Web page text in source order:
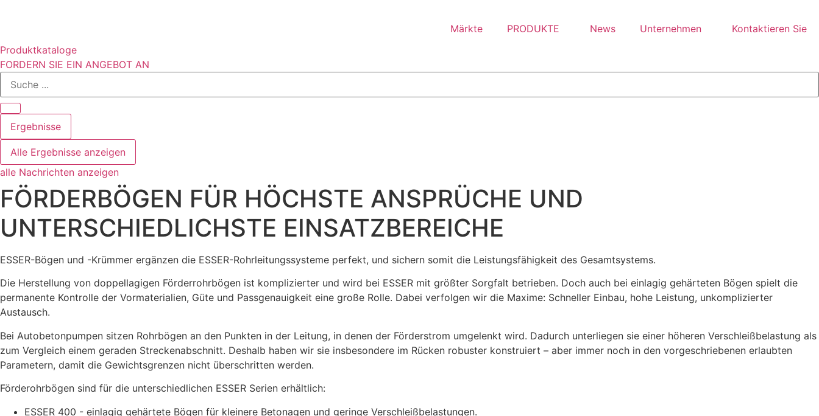
Märkte PRODUKTE News Unternehmen
Kontaktieren Sie
Produktkataloge
FORDERN SIE EIN ANGEBOT AN
Suche
Ergebnisse
Alle Ergebnisse anzeigen
alle Nachrichten anzeigen
FÖRDERBÖGEN FÜR HÖCHSTE ANSPRÜCHE UND
UNTERSCHIEDLICHSTE EINSATZBEREICHE
ESSER-Bögen und -Krümmer ergänzen die ESSER-Rohrleitungssysteme perfekt, und sichern somit die Leistungsfähigkeit des Gesamtsystems.
Die Herstellung von doppellagigen Förderrohrbögen ist komplizierter und wird bei ESSER mit größter Sorgfalt betrieben. Doch auch bei einlagig gehärteten Bögen spielt die
permanente Kontrolle der Vormaterialien, Güte und Passgenauigkeit eine große Rolle. Dabei verfolgen wir die Maxime: Schneller Einbau, hohe Leistung, unkomplizierter
Austausch.
Bei Autobetonpumpen sitzen Rohrbögen an den Punkten in der Leitung, in denen der Förderstrom umgelenkt wird. Dadurch unterliegen sie einer höheren Verschleißbelastung als
zum Vergleich einem geraden Streckenabschnitt. Deshalb haben wir sie insbesondere im Rücken robuster konstruiert – aber immer noch in den vorgeschriebenen erlaubten
Parametern, damit die Gewichtsgrenzen nicht überschritten werden.
Förderohrbögen sind für die unterschiedlichen ESSER Serien erhältlich:
ESSER 400 - einlagig gehärtete Bögen für kleinere Betonagen und geringe Verschleißbelastungen.